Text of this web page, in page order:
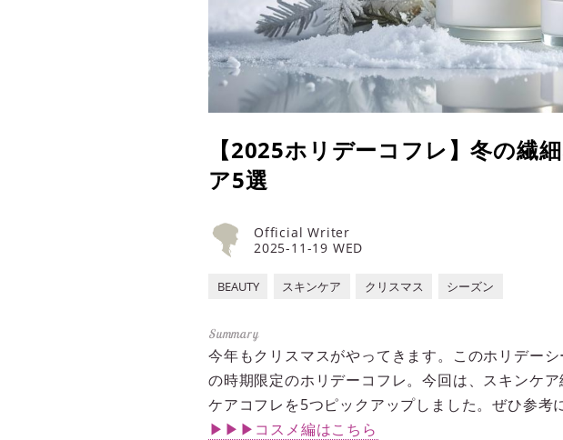
【2025ホリデーコフレ】冬の繊
ア5選
2025-11-19 WED
Official Writer
BEAUTY スキンケア クリスマス シーズン
今年もクリスマスがやってきます。このホリデー
の時期限定のホリデーコフレ。今回は、スキンケ
ケアコフレを5つピックアップしました。ぜひ参考
▶▶▶コスメ編はこちら